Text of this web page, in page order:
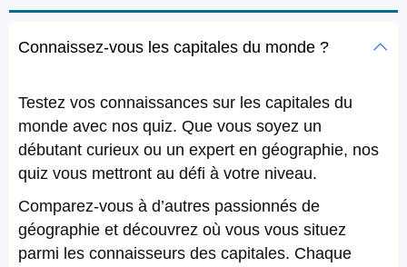
Connaissez-vous les capitales du monde ?
Testez vos connaissances sur les capitales du
monde avec nos quiz. Que vous soyez un
débutant curieux ou un expert en géographie, nos
quiz vous mettront au défi à votre niveau.
Comparez-vous à d’autres passionnés de
géographie et découvrez où vous vous situez
parmi les connaisseurs des capitales. Chaque